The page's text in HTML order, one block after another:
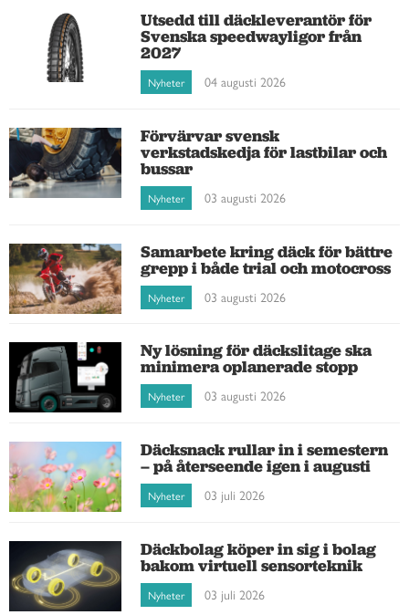
Utsedd till däckleverantör för
Svenska speedwayligor från
2027
Nyheter 04 augusti 2026
Förvärvar svensk
verkstadskedja för lastbilar och
bussar
Nyheter 03 augusti 2026
Samarbete kring däck för bättre
grepp i både trial och motocross
Nyheter 03 augusti 2026
Ny lösning för däckslitage ska
minimera oplanerade stopp
Nyheter 03 augusti 2026
Däcksnack rullar in i semestern
– på återseende igen i augusti
Nyheter 03 juli 2026
Däckbolag köper in sig i bolag
bakom virtuell sensorteknik
Nyheter 03 juli 2026